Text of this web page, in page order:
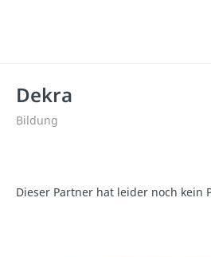
Dekra
Bildung
Dieser Partner hat leider noch kein